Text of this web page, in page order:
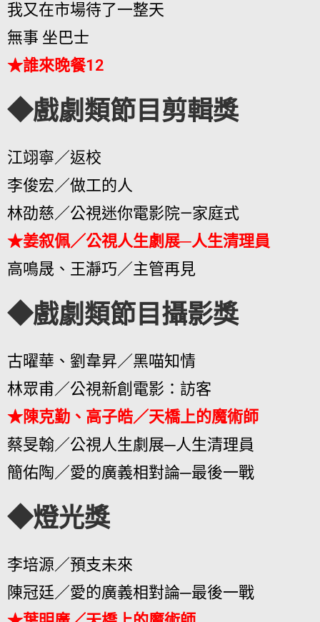
我又在市場待了一整天
無事 坐巴士
★誰來晚餐12
◆戲劇類節目剪輯獎
江翊寧／返校
李俊宏／做工的人
林劭慈／公視迷你電影院—家庭式
★姜叙佩／公視人生劇展─人生清理員
高鳴晟、王瀞巧／主管再見
◆戲劇類節目攝影獎
古曜華、劉韋昇／黑喵知情
林眾甫／公視新創電影：訪客
★陳克勤、高子皓／天橋上的魔術師
蔡旻翰／公視人生劇展─人生清理員
簡佑陶／愛的廣義相對論─最後一戰
◆燈光獎
李培源／預支未來
陳冠廷／愛的廣義相對論─最後一戰